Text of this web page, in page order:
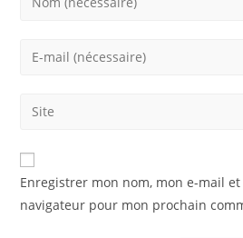
Enter
address
comment
Saisir
de
votre
(facultatif)
Enregistrer mon nom, mon e-mail
navigateur pour mon prochain